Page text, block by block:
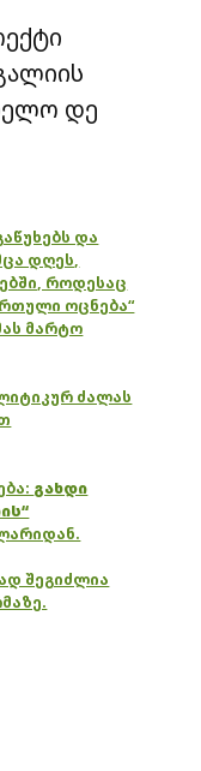
დე
და
დღეს,
როდესაც
ოცნება“
მარტო
ძალას
გახდი
შეგიძლია